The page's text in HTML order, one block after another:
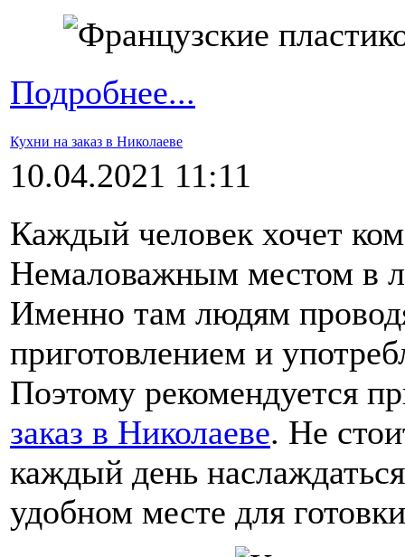
Подробнее...
Кухни на заказ в Николаеве
10.04.2021 11:11
Каждый человек хочет
Немаловажным местом в
Именно там людям
приготовлением и
Поэтому рекомендуется
заказ в Николаеве. Не
каждый день
удобном месте для